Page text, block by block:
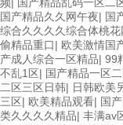
频| 国产精品乱码一区二
国产精品久久网午夜| 国
综合久久久久综合体桃花
偷精品重口| 欧美激情国
产成人综合一区精品| 99
不乱1区| 国产精品一区
二区三区日韩| 日韩欧美
三区| 欧美精品观看| 国
类久久久久精品| 丰满av